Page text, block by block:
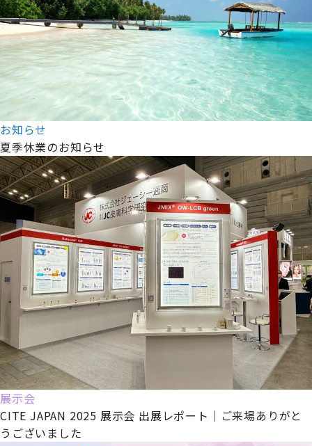
お知らせ
夏季休業のお知らせ
展示会
CITE JAPAN 2025 展示会 出展レポート｜ご来場ありがと
うございました